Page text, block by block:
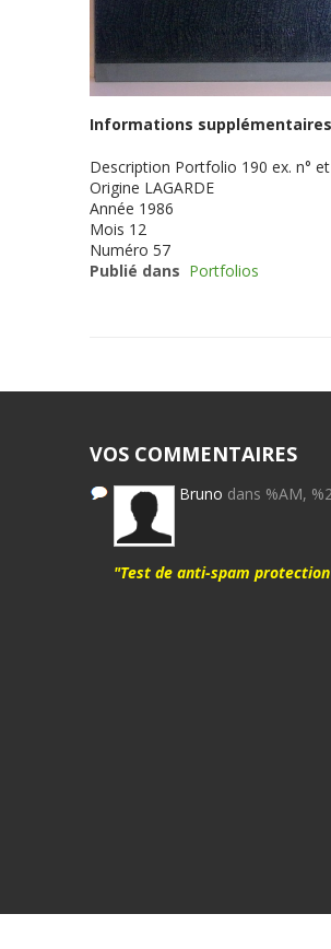
Informations supplémentaires
Description Portfolio 190 ex. n°
Origine LAGARDE
Année 1986
Mois 12
Numéro 57
Publié dans Portfolios
VOS COMMENTAIRES
Bruno dans %AM,
"Test de anti-spam